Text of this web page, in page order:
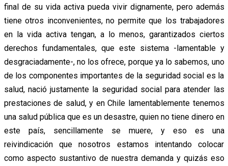
final de su vida activa pueda vivir dignamente, pero además
tiene otros inconvenientes, no permite que los trabajadores
en la vida activa tengan, a lo menos, garantizados ciertos
derechos fundamentales, que este sistema -lamentable y
desgraciadamente-, no los ofrece, porque ya lo sabemos, uno
de los componentes importantes de la seguridad social es la
salud, nació justamente la seguridad social para atender las
prestaciones de salud, y en Chile lamentablemente tenemos
una salud pública que es un desastre, quien no tiene dinero en
este país, sencillamente se muere, y eso es una
reivindicación que nosotros estamos intentando colocar
como aspecto sustantivo de nuestra demanda y quizás eso